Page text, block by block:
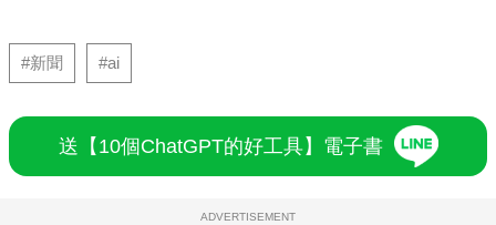
#新聞 #ai
送【10個ChatGPT的好工具】電子書
ADVERTISEMENT